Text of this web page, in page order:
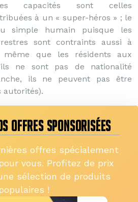
capacités sont celles
à un « super-héros » ; le
simple humain puisque les
sont contraints aussi à
même que les résidents aux
ne sont pas de nationalité
ils ne peuvent pas être
autorités).
OFFRES SPONSORISÉES
offres spécialement
vous. Profitez de prix
sélection de produits
!